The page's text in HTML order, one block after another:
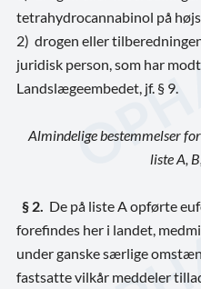
tetrahydrocannabinol på
2) drogen eller
juridisk person, som har
Landslægeembedet, jf. § 9.
Almindelige bestemmelser
liste A,
§ 2. De på liste A opførte
forefindes her i landet,
under ganske særlige
fastsatte vilkår meddeler